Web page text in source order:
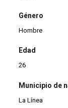
Género
Hombre
Edad
26
Municipio de
La Línea